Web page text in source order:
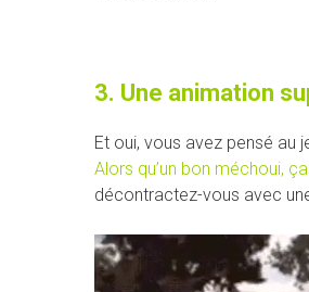
3. Une animation
Et oui, vous avez pensé au
Alors qu’un bon méchoui,
décontractez-vous avec